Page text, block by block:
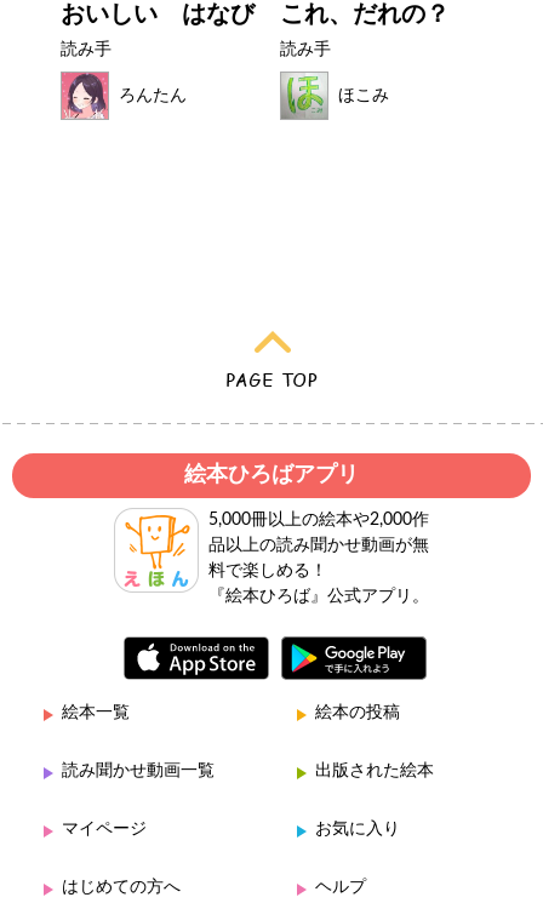
おいしい はなび
読み手
ろんたん
これ、だれの？
読み手
ほこみ
絵本ひろばアプリ
5,000冊以上の絵本や2,000作
品以上の読み聞かせ動画が無
料で楽しめる！
『絵本ひろば』公式アプリ。
絵本一覧 絵本の投稿
読み聞かせ動画一覧 出版された絵本
マイページ お気に入り
はじめての方へ ヘルプ